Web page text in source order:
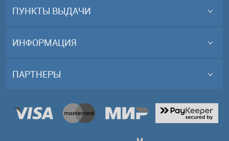
ПУНКТЫ ВЫДАЧИ
ИНФОРМАЦИЯ
ПАРТНЕРЫ